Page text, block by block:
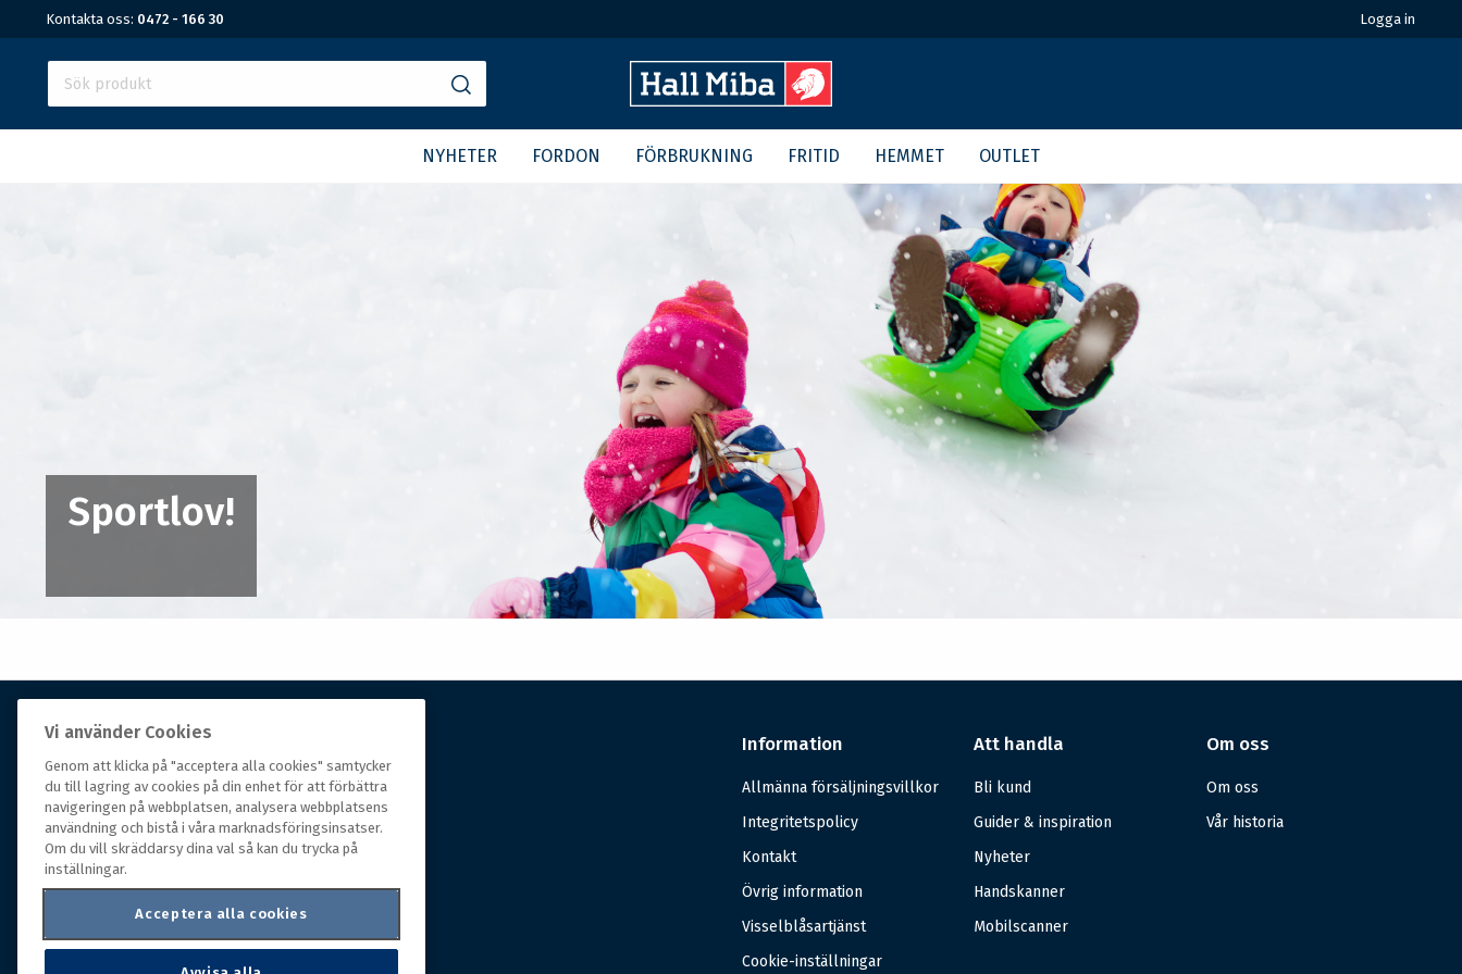
Kontakta oss: 0472 - 166 30 Logga in
NYHETER FORDON FÖRBRUKNING FRITID HEMMET OUTLET
Sportlov!
Om Hall Miba
Hall Miba är grossisten som funnits på marknaden i
över 150 år. Från huvudkontoret i småländska Växjö
styrs hela organisationen, som erbjuder prisvärda
produkter till kunder i rörelse.
Information
Allmänna försäljningsvillkor
Integritetspolicy
Kontakt
Övrig information
Visselblåsartjänst
Cookie-inställningar
Att handla
Bli kund
Guider & inspiration
Nyheter
Handskanner
Mobilscanner
Om oss
Om oss
Vår historia
Vi använder Cookies
Genom att klicka på "acceptera alla cookies" samtycker
du till lagring av cookies på din enhet för att förbättra
navigeringen på webbplatsen, analysera webbplatsens
användning och bistå i våra marknadsföringsinsatser.
Om du vill skräddarsy dina val så kan du trycka på
inställningar.
Acceptera alla cookies